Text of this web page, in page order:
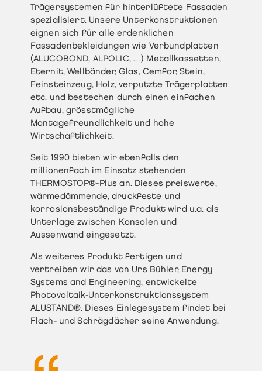
Trägersystemen für hinterlüftete Fassaden
spezialisiert. Unsere Unterkonstruktionen
eignen sich für alle erdenklichen
Fassadenbekleidungen wie Verbundplatten
(ALUCOBOND, ALPOLIC, …) Metallkassetten,
Eternit, Wellbänder, Glas, Cemfor, Stein,
Feinsteinzeug, Holz, verputzte Trägerplatten
etc. und bestechen durch einen einfachen
Aufbau, grösstmögliche
Montagefreundlichkeit und hohe
Wirtschaftlichkeit.
Seit 1990 bieten wir ebenfalls den
millionenfach im Einsatz stehenden
THERMOSTOP®-Plus an. Dieses preiswerte,
wärmedämmende, druckfeste und
korrosionsbeständige Produkt wird u.a. als
Unterlage zwischen Konsolen und
Aussenwand eingesetzt.
Als weiteres Produkt fertigen und
vertreiben wir das von Urs Bühler, Energy
Systems and Engineering, entwickelte
Photovoltaik-Unterkonstruktionssystem
ALUSTAND®. Dieses Einlegesystem findet bei
Flach- und Schrägdächer seine Anwendung.